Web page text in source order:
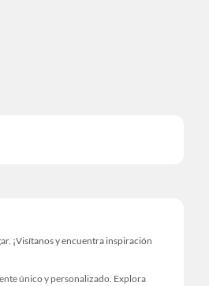
¡Visítanos y encuentra inspiración
único y personalizado. Explora